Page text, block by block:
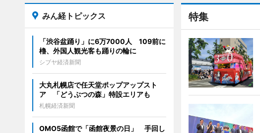
特集
みん経トピックス
「渋谷盆踊り」に6万7000人 109前に
櫓、外国人観光客も踊りの輪に
シブヤ経済新聞
大丸札幌店で任天堂ポップアップスト
ア 「どうぶつの森」特設エリアも
札幌経済新聞
OMO5函館で「函館夜景の日」 手回し